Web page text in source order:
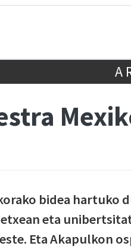
bidea hartuko
eta
Eta Akapulkon